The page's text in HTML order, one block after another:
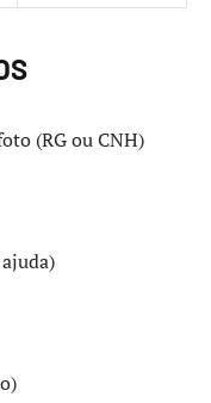
(RG ou CNH)